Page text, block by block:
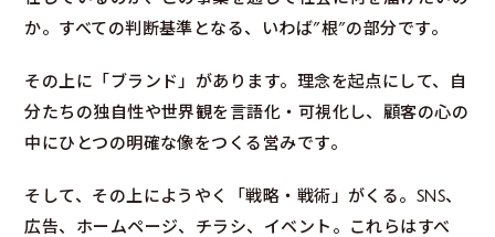
か。すべての判断基準となる、いわば”根”の部分です。
その上に「ブランド」があります。理念を起点にして、自
分たちの独自性や世界観を言語化・可視化し、顧客の心の
中にひとつの明確な像をつくる営みです。
そして、その上にようやく「戦略・戦術」がくる。SNS、
広告、ホームページ、チラシ、イベント。これらはすべ